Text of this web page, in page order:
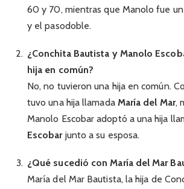
60 y 70, mientras que Manolo fue
y el pasodoble.
¿Conchita Bautista y Manolo
hija en común?
No, no tuvieron una hija en común.
tuvo una hija llamada María del Mar,
Manolo Escobar adoptó a una hija
Escobarjunto a su esposa.
¿Qué sucedió con María del Mar
María del Mar Bautista, la hija de